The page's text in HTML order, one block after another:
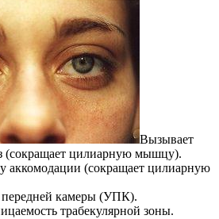
Вызывает
(сокращает цилиарную мышцу).
аккомодации (сокращает цилиарную
передней камеры (УПК).
трабекулярной зоны.